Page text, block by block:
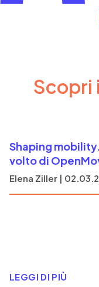
Scopri
Shaping
volto di
Elena Ziller |
LEGGI DI PIÙ